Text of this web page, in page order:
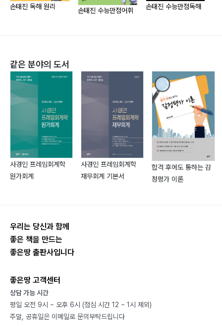
필하게 되었습니다.
전) 영단기 토익 대표강사
전) 파고다어학원 토익 대표강사
그 외 다수의 기업체 영어강의
파고다 어학원 2004년 BEST TEACHER상
파고다 어학원 수강생이 뽑은 2015년 전국 최우수 강사
상
뽀개기: 구문(2021, 혜지원)〉, 〈손태진 공무원 영어 뽀개
기: 독해(2021, 혜지원)〉, 〈손태진 공무원 영어 실전동형
모의고사 1(2021, 하움)〉
(좋은땅)〉, 〈손태진 독해 원리(좋은땅)〉, 〈손태진 수능만점
구문(어법)(좋은땅)〉, 〈손태진 수능만점독해(좋은땅)〉
손태진 독해 원리 손태진 수능만점어휘 손태진 수능만점독해
같은 분야의 도서
사경인 프레임회계학
원가회계
사경인 프레임회계학
재무회계 기본서
합격 후에도 통하는 감
정평가 이론
우리는 당신과 함께
좋은 책을 만드는
좋은땅 출판사입니다
좋은땅 고객센터
상담 가능 시간
평일 오전 9시 ~ 오후 6시 (점심 시간 12 ~ 1시 제외)
주말, 공휴일은 이메일로 문의부탁드립니다